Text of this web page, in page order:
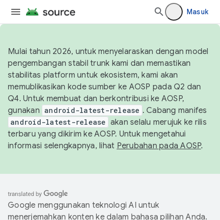
Masuk
Mulai tahun 2026, untuk menyelaraskan dengan model
pengembangan stabil trunk kami dan memastikan
stabilitas platform untuk ekosistem, kami akan
memublikasikan kode sumber ke AOSP pada Q2 dan
Q4. Untuk membuat dan berkontribusi ke AOSP,
gunakan android-latest-release . Cabang manifes
android-latest-release akan selalu merujuk ke rilis
terbaru yang dikirim ke AOSP. Untuk mengetahui
informasi selengkapnya, lihat Perubahan pada AOSP.
Google menggunakan teknologi AI untuk
menerjemahkan konten ke dalam bahasa pilihan Anda.